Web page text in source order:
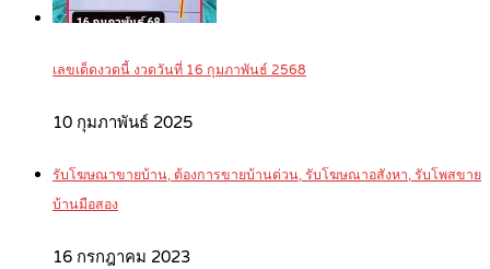
เลขเด็ดงวดนี้ งวดวันที่ 16 กุมภาพันธ์ 2568
10 กุมภาพันธ์ 2025
รับโฆษณาขายบ้าน, ต้องการขายบ้านด่วน, รับโฆษณาอสังหา, รับโพสขาย
บ้านมือสอง
16 กรกฎาคม 2023